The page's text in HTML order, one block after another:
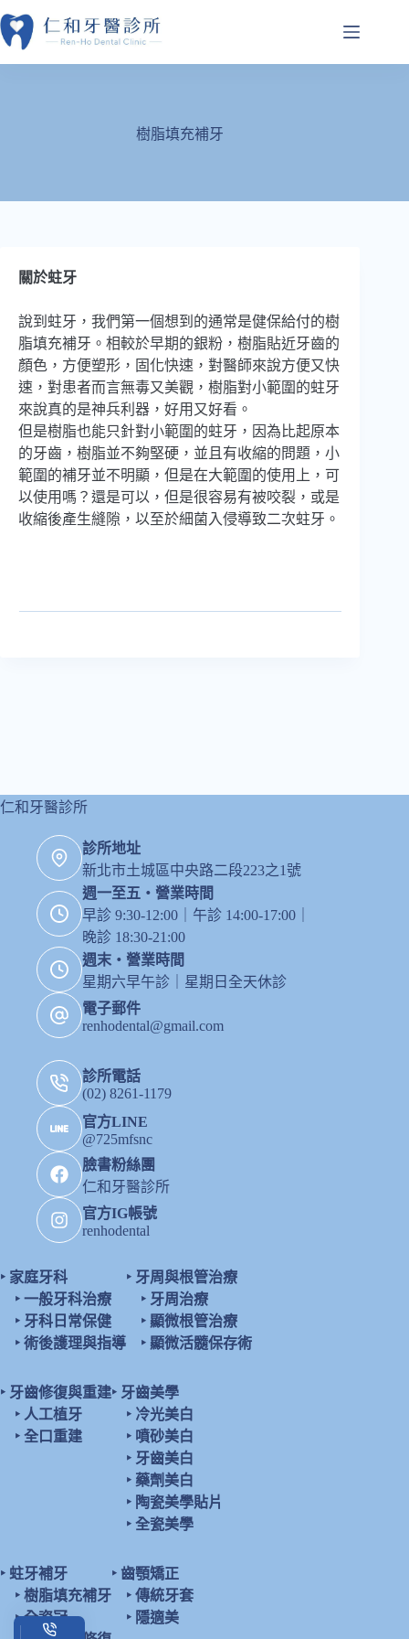
跳
至
樹脂填充補牙
關於蛀牙
說到蛀牙，我們第一個想到的通常是健保給付的樹
脂填充補牙。相較於早期的銀粉，樹脂貼近牙齒的
顏色，方便塑形，固化快速，對醫師來說方便又快
速，對患者而言無毒又美觀，樹脂對小範圍的蛀牙
來說真的是神兵利器，好用又好看。
但是樹脂也能只針對小範圍的蛀牙，因為比起原本
的牙齒，樹脂並不夠堅硬，並且有收縮的問題，小
範圍的補牙並不明顯，但是在大範圍的使用上，可
以使用嗎？還是可以，但是很容易有被咬裂，或是
收縮後產生縫隙，以至於細菌入侵導致二次蛀牙。
仁和牙醫診所
診所地址
新北市土城區中央路二段223之1號
週一至五・營業時間
早診 9:30-12:00｜午診 14:00-17:00｜
晚診 18:30-21:00
週末・營業時間
星期六早午診｜星期日全天休診
電子郵件
renhodental@gmail.com
診所電話
(02) 8261-1179
官方LINE
@725mfsnc
臉書粉絲團
仁和牙醫診所
官方IG帳號
renhodental
‣ 家庭牙科
‣ 一般牙科治療
‣ 牙科日常保健
‣ 術後護理與指導
‣ 牙周與根管治療
‣ 牙周治療
‣ 顯微根管治療
‣ 顯微活髓保存術
‣ 牙齒修復與重建
‣ 人工植牙
‣ 全口重建
‣ 牙齒美學
‣ 冷光美白
‣ 噴砂美白
‣ 牙齒美白
‣ 藥劑美白
‣ 陶瓷美學貼片
‣ 全瓷美學
‣ 蛀牙補牙
‣ 樹脂填充補牙
‣全瓷冠
‣ 齒顎矯正
‣ 傳統牙套
‣ 隱適美